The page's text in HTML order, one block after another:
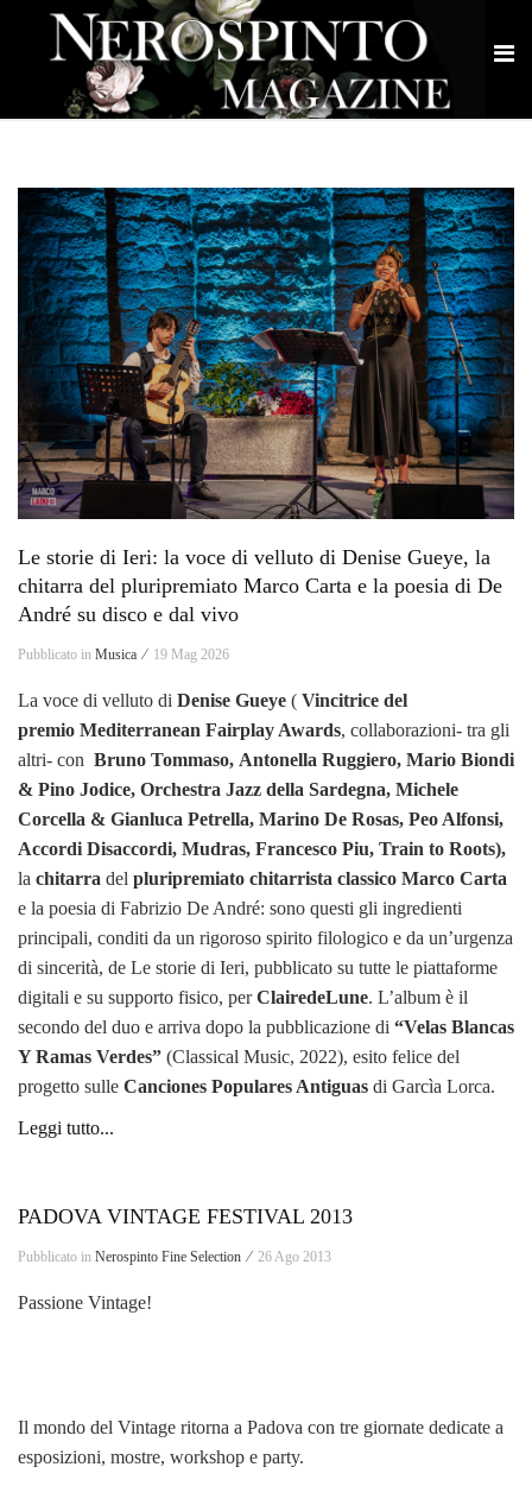
Le storie di Ieri: la voce di velluto di Denise Gueye, la
chitarra del pluripremiato Marco Carta e la poesia di De
André su disco e dal vivo
Pubblicato in Musica ⁄ 19 Mag 2026
La voce di velluto di Denise Gueye ( Vincitrice del
premio Mediterranean Fairplay Awards, collaborazioni- tra gli
altri- con Bruno Tommaso, Antonella Ruggiero, Mario Biondi
& Pino Jodice, Orchestra Jazz della Sardegna, Michele
Corcella & Gianluca Petrella, Marino De Rosas, Peo Alfonsi,
Accordi Disaccordi, Mudras, Francesco Piu, Train to Roots),
la chitarra del pluripremiato chitarrista classico Marco Carta
e la poesia di Fabrizio De André: sono questi gli ingredienti
principali, conditi da un rigoroso spirito filologico e da un’urgenza
di sincerità, de Le storie di Ieri, pubblicato su tutte le piattaforme
digitali e su supporto fisico, perClairedeLune. L’album è il
secondo del duo e arriva dopo la pubblicazione di “Velas Blancas
Y Ramas Verdes” (Classical Music, 2022), esito felice del
progetto sulle Canciones Populares Antiguas di Garcìa Lorca.
Leggi tutto...
PADOVA VINTAGE FESTIVAL 2013
Pubblicato in Nerospinto Fine Selection ⁄ 26 Ago 2013
Passione Vintage!
Il mondo del Vintage ritorna a Padova con tre giornate dedicate a
esposizioni, mostre, workshop e party.